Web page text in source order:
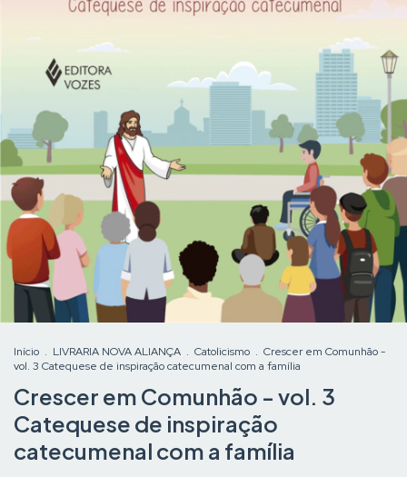
Início . LIVRARIA NOVA ALIANÇA . Catolicismo . Crescer em Comunhão -
vol. 3 Catequese de inspiração catecumenal com a família
Crescer em Comunhão - vol. 3
Catequese de inspiração
catecumenal com a família